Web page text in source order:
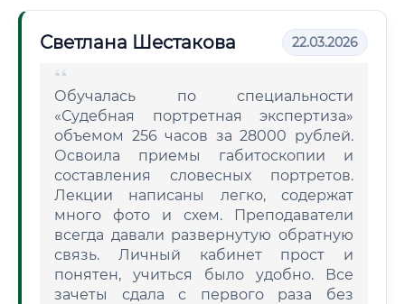
Светлана Шестакова 22.03.2026
Обучалась по специальности
«Судебная портретная экспертиза»
объемом 256 часов за 28000 рублей.
Освоила приемы габитоскопии и
составления словесных портретов.
Лекции написаны легко, содержат
много фото и схем. Преподаватели
всегда давали развернутую обратную
связь. Личный кабинет прост и
понятен, учиться было удобно. Все
зачеты сдала с первого раза без